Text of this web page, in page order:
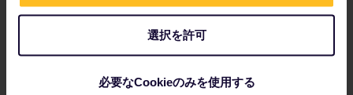
選択を許可
必要なCookieのみを使用する
エリザベスライン (Elizabeth line)
ガトウィック エクスプレス (Gatwick Express)
グランド セントラル (Grand Central)
グレイト ノーザン (Great Northern)
グローバルパス
イギリスをはじめ、ユーレイルを利用可能なヨーロッパ 32
カ国を巡る旅にお勧め。